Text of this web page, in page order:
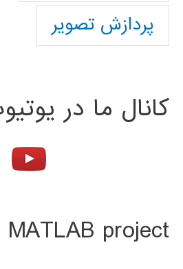
پردازش تصویر
کانال ما در
MATLAB project